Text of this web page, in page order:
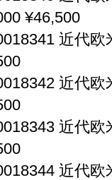
¥46,500
近代
近代
近代
近代